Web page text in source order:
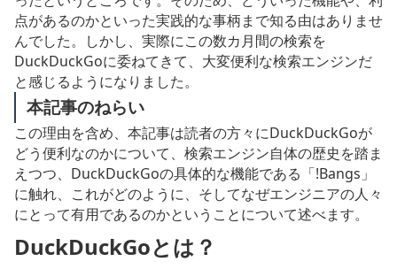
点があるのかといった実践的な事柄まで知る由はありませ
んでした。しかし、実際にこの数カ月間の検索を
DuckDuckGoに委ねてきて、大変便利な検索エンジンだ
と感じるようになりました。
本記事のねらい
この理由を含め、本記事は読者の方々にDuckDuckGoが
どう便利なのかについて、検索エンジン自体の歴史を踏ま
えつつ、DuckDuckGoの具体的な機能である「!Bangs」
に触れ、これがどのように、そしてなぜエンジニアの人々
にとって有用であるのかということについて述べます。
DuckDuckGoとは？